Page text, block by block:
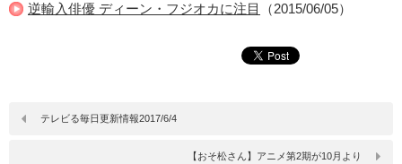
逆輸入俳優 ディーン・フジオカに注目 （2015/06/05）
テレビる毎日更新情報2017/6/4
【おそ松さん】アニメ第2期が10月より